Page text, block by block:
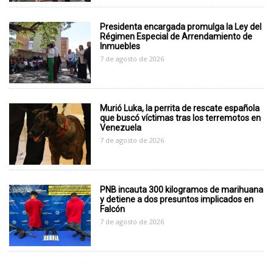
Presidenta encargada promulga la Ley del
Régimen Especial de Arrendamiento de
Inmuebles
7 de agosto de 2026
Murió Luka, la perrita de rescate española
que buscó víctimas tras los terremotos en
Venezuela
7 de agosto de 2026
PNB incauta 300 kilogramos de marihuana
y detiene a dos presuntos implicados en
Falcón
7 de agosto de 2026